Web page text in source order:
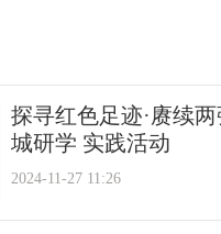
探寻红色足迹·赓续
城研学 实践活动
2024-11-27 11:26